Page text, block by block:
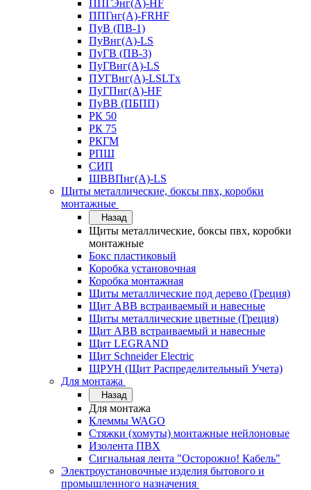
ППГЭнг(А)-HF
ППГнг(А)-FRHF
ПуВ (ПВ-1)
ПуВнг(А)-LS
ПуГВ (ПВ-3)
ПуГВнг(А)-LS
ПУГВнг(А)-LSLTx
ПуГПнг(А)-HF
ПуВВ (ПБПП)
РК 50
РК 75
РКГМ
РПШ
СИП
ШВВПнг(А)-LS
Щиты металлические, боксы пвх, коробки
монтажные
Назад
Щиты металлические, боксы пвх, коробки
монтажные
Бокс пластиковый
Коробка установочная
Коробка монтажная
Щиты металлические под дерево (Греция)
Щит ABB встраиваемый и навесные
Щиты металлические цветные (Греция)
Щит ABB встраиваемый и навесные
Щит LEGRAND
Щит Schneider Electric
ЩРУН (Щит Распределительный Учета)
Для монтажа
Назад
Для монтажа
Клеммы WAGO
Стяжки (хомуты) монтажные нейлоновые
Изолента ПВХ
Сигнальная лента "Осторожно! Кабель"
Электроустановочные изделия бытового и
промышленного назначения